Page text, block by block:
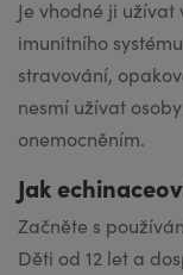
Je vhodné ji
imunitního
stravování,
nesmí užívat
onemocněním.
Jak
Začněte s
Děti od 12 let a